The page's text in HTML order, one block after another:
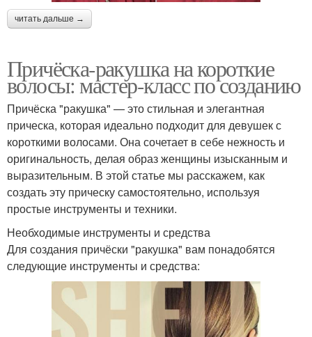
читать дальше →
Причёска-ракушка на короткие
волосы: мастер-класс по созданию
Причёска "ракушка" — это стильная и элегантная
прическа, которая идеально подходит для девушек с
короткими волосами. Она сочетает в себе нежность и
оригинальность, делая образ женщины изысканным и
выразительным. В этой статье мы расскажем, как
создать эту прическу самостоятельно, используя
простые инструменты и техники.
Необходимые инструменты и средства
Для создания причёски "ракушка" вам понадобятся
следующие инструменты и средства: